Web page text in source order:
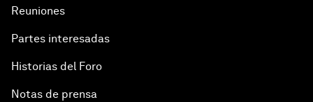
Reuniones
Partes interesadas
Historias del Foro
Notas de prensa